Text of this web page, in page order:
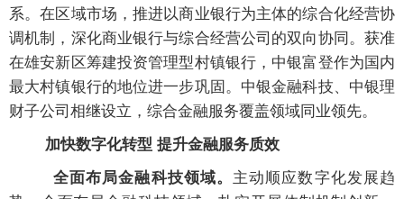
系。在区域市场，推进以商业银行为主体的综合化经营协
调机制，深化商业银行与综合经营公司的双向协同。获准
在雄安新区筹建投资管理型村镇银行，中银富登作为国内
最大村镇银行的地位进一步巩固。中银金融科技、中银理
财子公司相继设立，综合金融服务覆盖领域同业领先。
加快数字化转型 提升金融服务质效
全面布局金融科技领域。 主动顺应数字化发展趋